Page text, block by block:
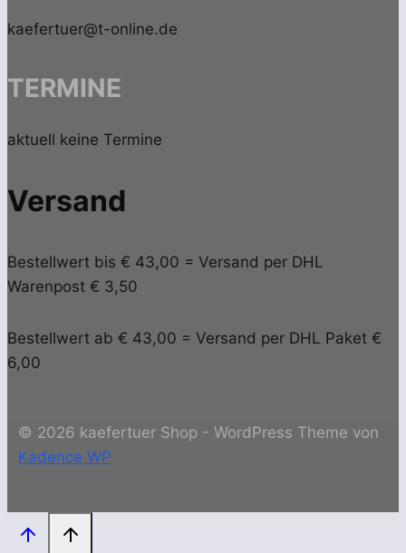
kaefertuer@t-online.de
TERMINE
aktuell keine Termine
Versand
Bestellwert bis € 43,00 = Versand per DHL
Warenpost € 3,50
Bestellwert ab € 43,00 = Versand per DHL Paket €
6,00
© 2026 kaefertuer Shop - WordPress Theme von
Kadence WP